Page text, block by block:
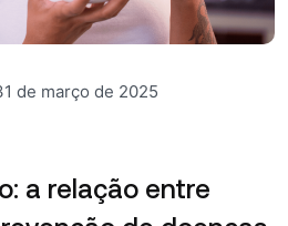
de março de 2025
a relação entre